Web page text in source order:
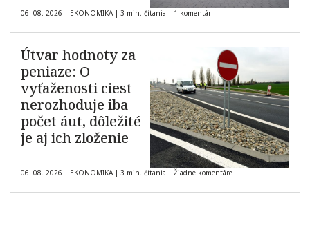
06. 08. 2026 | EKONOMIKA | 3 min. čítania | 1 komentár
Útvar hodnoty za
peniaze: O
vyťaženosti ciest
nerozhoduje iba
počet áut, dôležité
je aj ich zloženie
06. 08. 2026 | EKONOMIKA | 3 min. čítania | Žiadne komentáre